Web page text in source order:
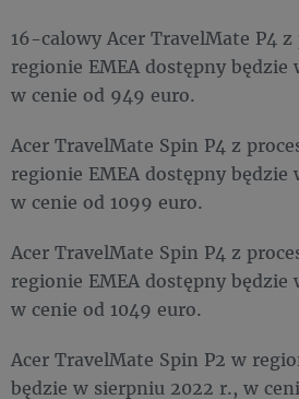
16-calowy Acer TravelMate P4
regionie EMEA dostępny
w cenie od 949 euro.
Acer TravelMate Spin P4 z
regionie EMEA dostępny
w cenie od 1099 euro.
Acer TravelMate Spin P4 z
regionie EMEA dostępny
w cenie od 1049 euro.
Acer TravelMate Spin P2 w
będzie w sierpniu 2022 r., w